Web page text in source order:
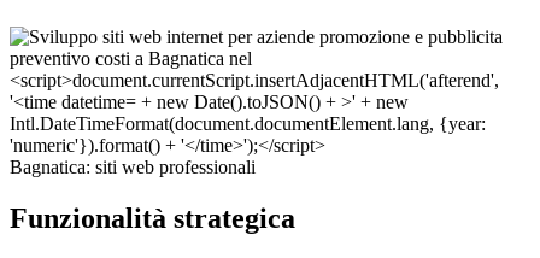
Bagnatica: siti web professionali
Funzionalità strategica